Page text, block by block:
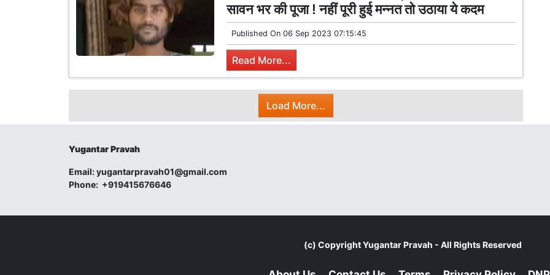
सावन भर की पूजा ! नहीं पूरी हुई मन्नत तो उठाया ये कदम
Published On 06 Sep 2023 07:15:45
Read More...
Load More...
Yugantar Pravah
Email:yugantarpravah01@gmail.com
Phone: +919415676646
(c) CopyrightYugantar Pravah - All Rights Reserved